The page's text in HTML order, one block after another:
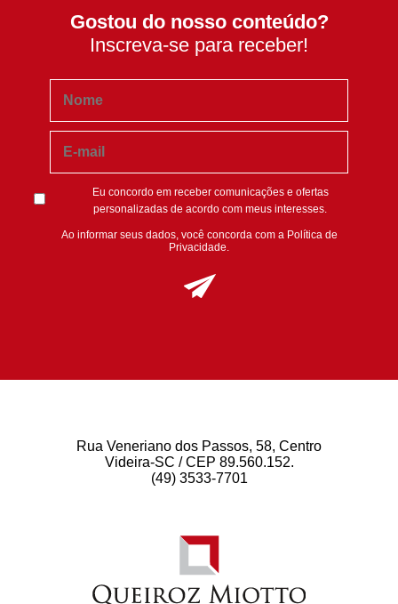
Gostou do nosso conteúdo?
Inscreva-se para receber!
Eu concordo em receber comunicações e ofertas
personalizadas de acordo com meus interesses.
Ao informar seus dados, você concorda com a Política de
Privacidade.
Rua Veneriano dos Passos, 58, Centro
Videira-SC / CEP 89.560.152.
(49) 3533-7701